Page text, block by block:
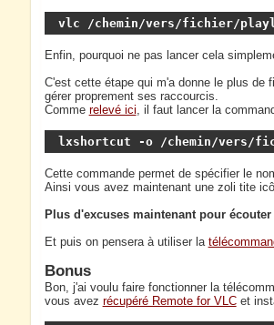
vlc /chemin/vers/fichier/
Enfin, pourquoi ne pas lancer cela
C'est cette étape qui m'a donne le plus
gérer proprement ses raccourcis.
Comme relevé ici, il faut lancer la
lxshortcut -o /chemin/vers/
Cette commande permet de spécifier le
Ainsi vous avez maintenant une zoli tite
Plus d'excuses maintenant pour
Et puis on pensera à utiliser la
Bonus
Bon, j'ai voulu faire fonctionner la
vous avez récupéré Remote for VLCet